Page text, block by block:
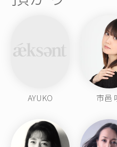
AYUKO 市邑